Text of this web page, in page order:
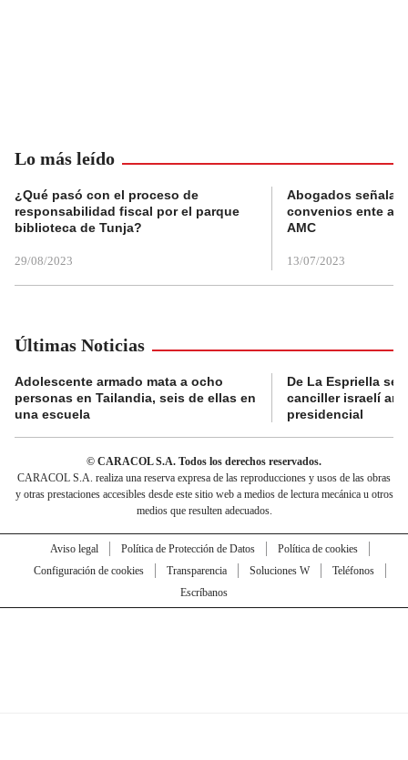
Lo más leído
¿Qué pasó con el proceso de
responsabilidad fiscal por el parque
biblioteca de Tunja?
29/08/2023
Abogados
convenios ente
AMC
13/07/2023
Últimas Noticias
Adolescente armado mata a ocho
personas en Tailandia, seis de ellas en
una escuela
De La Espriella se
canciller israelí
presidencial
© CARACOL S.A. Todos los derechos reservados.
CARACOL S.A. realiza una reserva expresa de las reproducciones y usos de las obras
y otras prestaciones accesibles desde este sitio web a medios de lectura mecánica u otros
medios que resulten adecuados.
Aviso legal Política de Protección de Datos
Política de cookies
Configuración de cookies
Transparencia Soluciones W
Teléfonos
Escríbanos